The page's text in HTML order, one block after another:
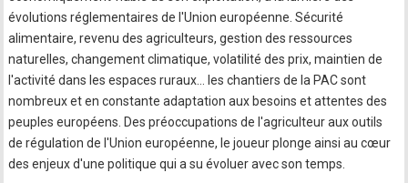
évolutions réglementaires de l'Union européenne. Sécurité
alimentaire, revenu des agriculteurs, gestion des ressources
naturelles, changement climatique, volatilité des prix, maintien de
l'activité dans les espaces ruraux… les chantiers de la PAC sont
nombreux et en constante adaptation aux besoins et attentes des
peuples européens. Des préoccupations de l'agriculteur aux outils
de régulation de l'Union européenne, le joueur plonge ainsi au cœur
des enjeux d'une politique qui a su évoluer avec son temps.